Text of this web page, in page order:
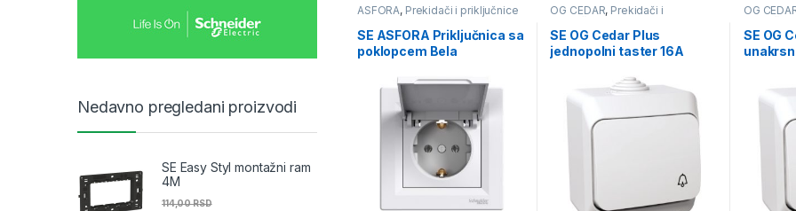
ASFORA, Prekidači i priključnice
SE ASFORA Priključnica sa
poklopcem Bela
OG CEDAR, Prekidači i
SE OG Cedar Plus
jednopolni taster 16A
OG
SE OG
Nedavno pregledani proizvodi
SE Easy Styl montažni ram
4M
114,00RSD